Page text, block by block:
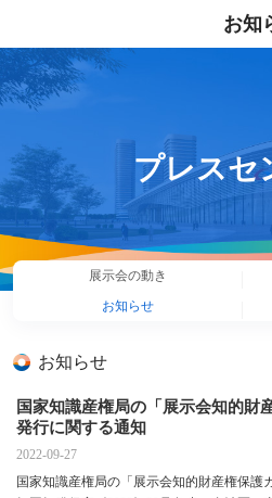
お知
展示会サー
プレスセン
セット活動
プレスセ
展示会の動き
お知らせ
お知らせ
国家知識産権局の「展示会知的財
発行に関する通知
2022-09-27
国家知識産権局の「展示会知的財産権保護